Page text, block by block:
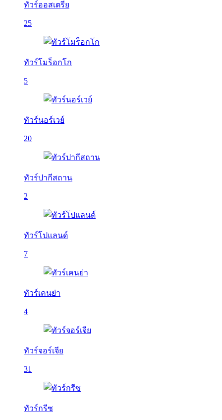
ทัวร์ออสเตรีย
25
ทัวร์โมร็อกโก
5
ทัวร์นอร์เวย์
20
ทัวร์ปากีสถาน
2
ทัวร์โปแลนด์
7
ทัวร์เคนย่า
4
ทัวร์จอร์เจีย
31
ทัวร์กรีซ